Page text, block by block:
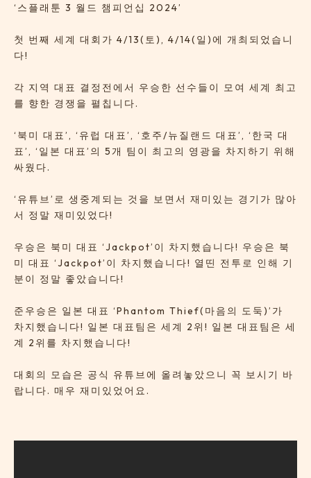
‘스플래툰 3 월드 챔피언십 2024’
첫 번째 세계 대회가 4/13(토), 4/14(일)에 개최되었습니
다!
각 지역 대표 결정전에서 우승한 선수들이 모여 세계 최고
를 향한 경쟁을 펼칩니다.
‘북미 대표’, ‘유럽 대표’, ‘호주/뉴질랜드 대표’, ‘한국 대
표’, ‘일본 대표’의 5개 팀이 최고의 영광을 차지하기 위해
싸웠다.
‘유튜브’로 생중계되는 것을 보면서 재미있는 경기가 많아
서 정말 재미있었다!
우승은 북미 대표 ‘Jackpot’이 차지했습니다! 우승은 북
미 대표 ‘Jackpot’이 차지했습니다! 열띤 전투로 인해 기
분이 정말 좋았습니다!
준우승은 일본 대표 ‘Phantom Thief(마음의 도둑)’가
차지했습니다! 일본 대표팀은 세계 2위! 일본 대표팀은 세
계 2위를 차지했습니다!
대회의 모습은 공식 유튜브에 올려놓았으니 꼭 보시기 바
랍니다. 매우 재미있었어요.